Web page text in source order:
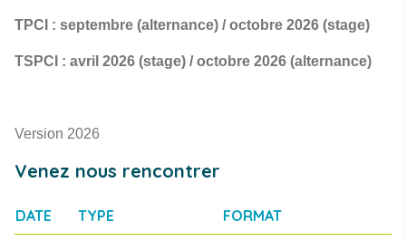
TPCI : septembre (alternance) / octobre 2026 (stage)
TSPCI : avril 2026 (stage) / octobre 2026 (alternance)
Version 2026
Venez nous rencontrer
DATE TYPE FORMAT